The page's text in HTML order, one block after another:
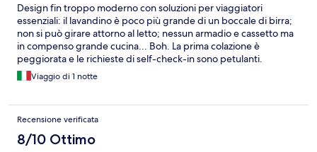
Design fin troppo moderno con soluzioni per viaggiatori
essenziali: il lavandino è poco più grande di un boccale di birra;
non si può girare attorno al letto; nessun armadio e cassetto ma
in compenso grande cucina... Boh. La prima colazione è
peggiorata e le richieste di self-check-in sono petulanti.
Probabilmente l'ultima volta che ci metto piede
Viaggio di 1 notte
Recensione verificata
8/10 Ottimo